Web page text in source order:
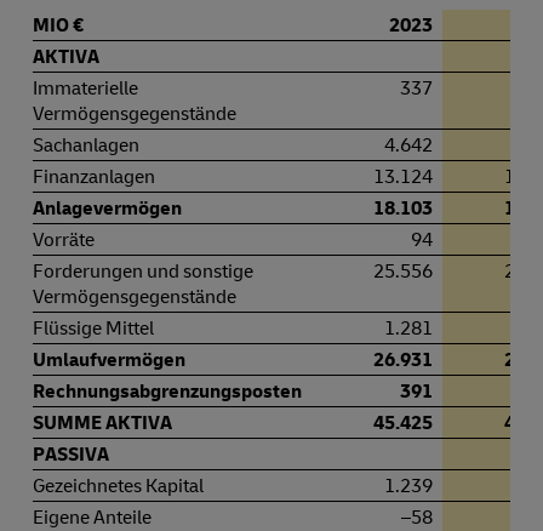
MIO € 2023
AKTIVA
Immaterielle
Vermögensgegenstände
337
Sachanlagen 4.642
Finanzanlagen
13.124
Anlagevermögen
18.103
Vorräte
94
Forderungen und sonstige
Vermögensgegenstände
25.556
Flüssige Mittel 1.281
Umlaufvermögen
26.931
Rechnungsabgrenzungsposten
391
SUMME AKTIVA
45.425
PASSIVA
Gezeichnetes Kapital
1.239
Eigene Anteile
–58